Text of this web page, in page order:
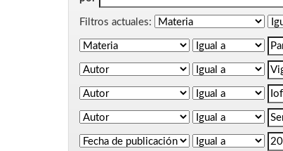
Filtros actuales: